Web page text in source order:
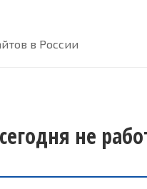
в России
не